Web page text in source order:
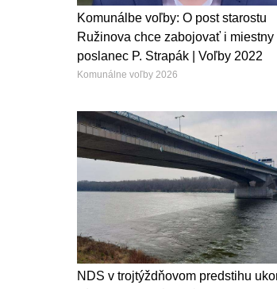
Komunálbe voľby: O post starostu
Ružinova chce zabojovať i miestny
poslanec P. Strapák | Voľby 2022
Komunálne voľby 2026
NDS v trojtýždňovom predstihu